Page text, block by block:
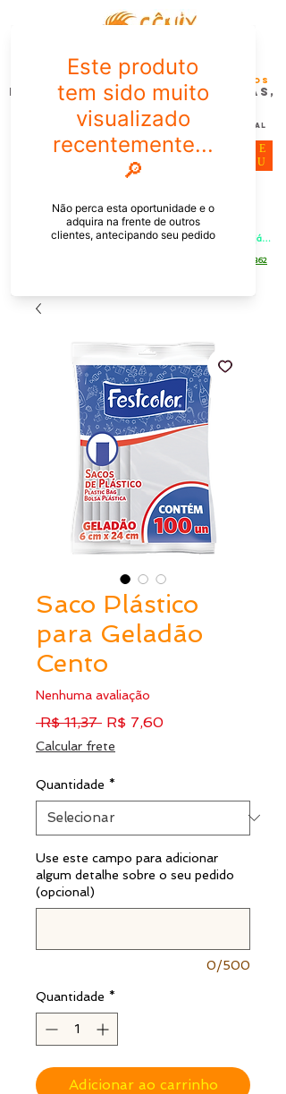
FÊNIX DESIGN STUDIO | Design
Gráfico| Desenvolvimento de Produtos
Personalizados para Pessoas,
Empresas e EventoS
Lembrancinhas, Brindes promocionais,
Decoração, Presentes e Comunicação Visual
PEDIDOS PELO CHAT OU WHATSAPP: Informe os produtos,
quantidade e o CEP ou endereço de entrega e receba um link já
ME
NU
[21] 9 6546 4862
Saco Plástico
para Geladão
Cento
Nenhuma avaliação
R$ 11,37 Preço
R$ 7,60Preço
Calcular frete
Quantidade *
Use este campo para adicionar
algum detalhe sobre o seu pedido
(opcional)
0/500
Quantidade *
Adicionar ao carrinho